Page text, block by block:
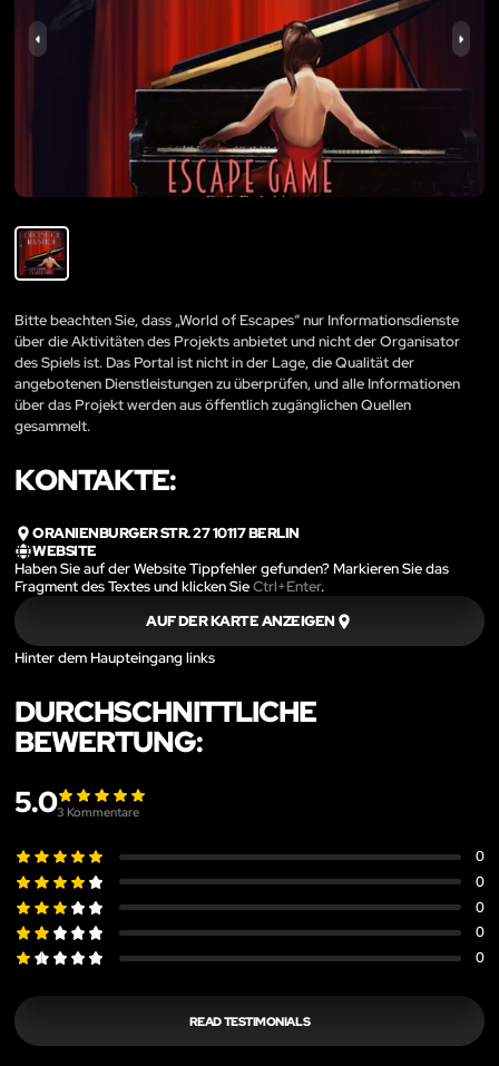
Bitte beachten Sie, dass „World of Escapes“ nur Informationsdienste
über die Aktivitäten des Projekts anbietet und nicht der Organisator
des Spiels ist. Das Portal ist nicht in der Lage, die Qualität der
angebotenen Dienstleistungen zu überprüfen, und alle Informationen
über das Projekt werden aus öffentlich zugänglichen Quellen
gesammelt.
KONTAKTE:
ORANIENBURGER STR. 27 10117 BERLIN
WEBSITE
Haben Sie auf der Website Tippfehler gefunden? Markieren Sie das
Fragment des Textes und klicken SieCtrl+Enter.
AUF DER KARTE ANZEIGEN
Hinter dem Haupteingang links
DURCHSCHNITTLICHE
BEWERTUNG:
5.03 Kommentare
0
0
0
0
0
READ TESTIMONIALS